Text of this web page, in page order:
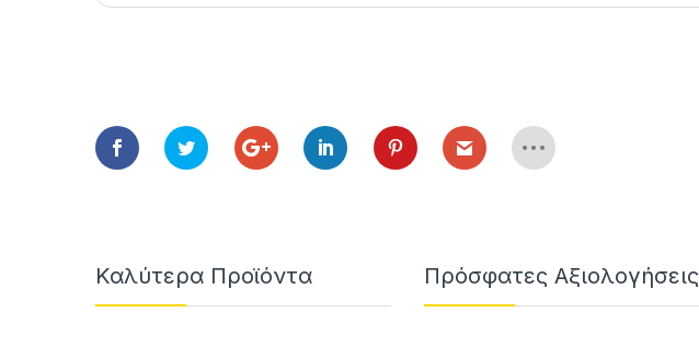
Καλύτερα Προϊόντα Πρόσφατες Αξιολογήσεις